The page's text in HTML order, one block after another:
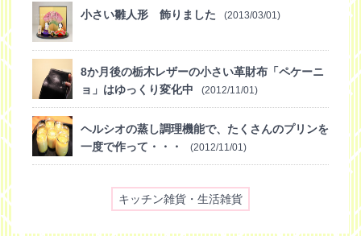
小さい雛人形 飾りました (2013/03/01)
8か月後の栃木レザーの小さい革財布「ペケーニ
ョ」はゆっくり変化中
(2012/11/01)
ヘルシオの蒸し調理機能で、たくさんのプリンを
一度で作って・・・
(2012/11/01)
キッチン雑貨・生活雑貨